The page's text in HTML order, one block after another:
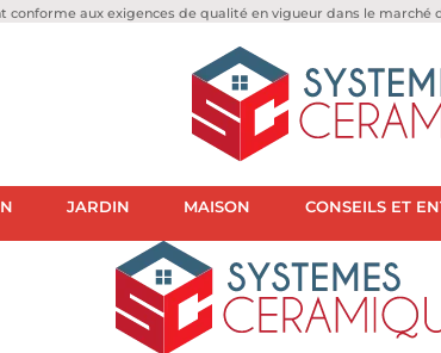
aux exigences de qualité en vigueur dans le marché
JARDIN MAISON CONSEILS ET